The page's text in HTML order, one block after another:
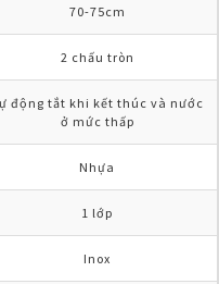
70-75cm
2 chấu tròn
động tắt khi kết thúc và nước
ở mức thấp
Nhựa
1 lớp
Inox